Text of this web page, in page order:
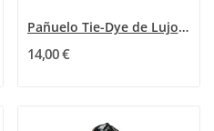
Pañuelo Tie-Dye de Lujo Gris y Beige con...
14,00 €